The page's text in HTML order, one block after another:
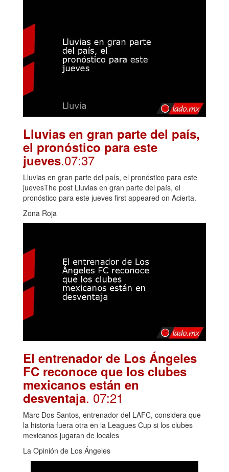
Lluvias en gran parte del país,
el pronóstico para este
jueves.07:37
Lluvias en gran parte del país, el pronóstico para este
juevesThe post Lluvias en gran parte del país, el
pronóstico para este jueves first appeared on Acierta.
Zona Roja
El entrenador de Los Ángeles
FC reconoce que los clubes
mexicanos están en
desventaja. 07:21
Marc Dos Santos, entrenador del LAFC, considera que
la historia fuera otra en la Leagues Cup si los clubes
mexicanos jugaran de locales
La Opinión de Los Ángeles